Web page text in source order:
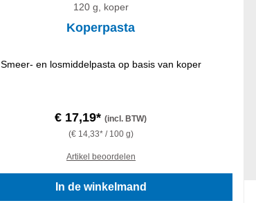
120 g, koper
Koperpasta
Smeer- en losmiddelpasta op basis van koper
€ 17,19*(incl. BTW)
(€ 14,33* / 100 g)
Artikel beoordelen
In de winkelmand